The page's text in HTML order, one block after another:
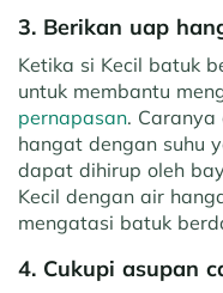
3. Berikan uap
Ketika si Kecil batuk
untuk membantu
pernapasan.
hangat dengan suhu
dapat dihirup oleh
Kecil dengan air
mengatasi batuk
4. Cukupi asupan